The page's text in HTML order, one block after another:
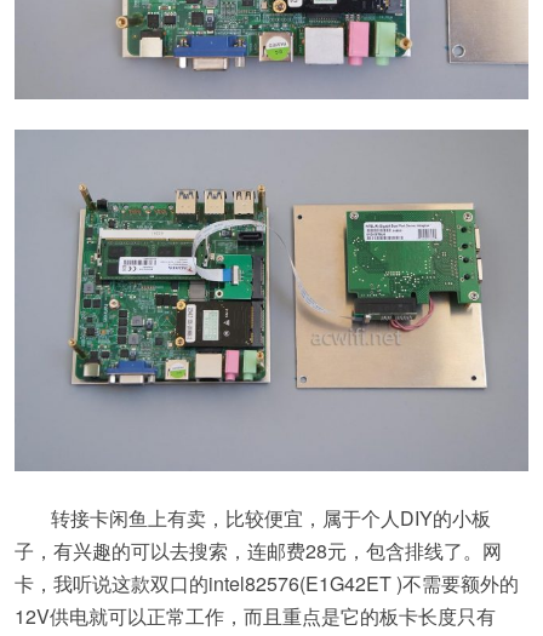
转接卡闲鱼上有卖，比较便宜，属于个人DIY的小板
子，有兴趣的可以去搜索，连邮费28元，包含排线了。网
卡，我听说这款双口的intel82576(E1G42ET )不需要额外的
12V供电就可以正常工作，而且重点是它的板卡长度只有